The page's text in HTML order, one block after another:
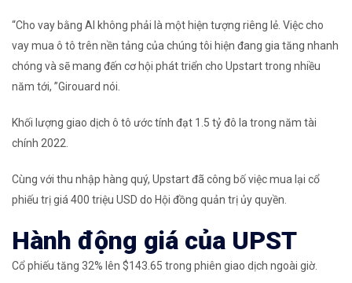
“Cho vay bằng AI không phải là một hiện tượng riêng lẻ. Việc cho
vay mua ô tô trên nền tảng của chúng tôi hiện đang gia tăng nhanh
chóng và sẽ mang đến cơ hội phát triển cho Upstart trong nhiều
năm tới, ”Girouard nói.
Khối lượng giao dịch ô tô ước tính đạt 1.5 tỷ đô la trong năm tài
chính 2022.
Cùng với thu nhập hàng quý, Upstart đã công bố việc mua lại cổ
phiếu trị giá 400 triệu USD do Hội đồng quản trị ủy quyền.
Hành động giá của UPST
Cổ phiếu tăng 32% lên $143.65 trong phiên giao dịch ngoài giờ.